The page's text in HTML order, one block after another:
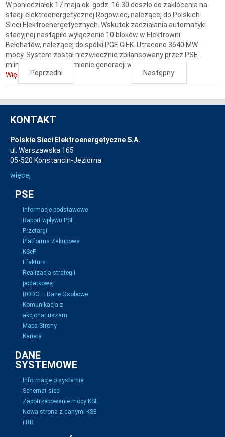
W poniedziałek 17 maja ok. godz. 16.30 doszło do zakłócenia na
stacji elektroenergetycznej Rogowiec, należącej do Polskich
Sieci Elektroenergetycznych. Wskutek zadziałania automatyki
stacyjnej nastąpiło wyłączenie 10 bloków w Elektrowni
Bełchatów, należącej do spółki PGE GiEK. Utracono 3640 MW
mocy. System został niezwłocznie zbilansowany przez PSE
m.in. poprzez uruchomienie generacji w...
Więcej...Poprzedni Następny
KONTAKT
Polskie Sieci Elektroenergetyczne S.A.
ul. Warszawska 165
05-520 Konstancin-Jeziorna
więcej
PSE
Informacje podstawowe
Raport wpływu PSE
Przetargi
Platforma Zakupowa
KSeF
Efaktura
Realizacja strategii
podatkowej
RODO – Dane Osobowe
Komunikacja z
akcjonariuszami
Mapa Strony
Kariera
DANE
SYSTEMOWE
Informacje o systemie
Schemat sieci
Zapotrzebowanie mocy KSE
Nowa strona z danymi KSE
i RB